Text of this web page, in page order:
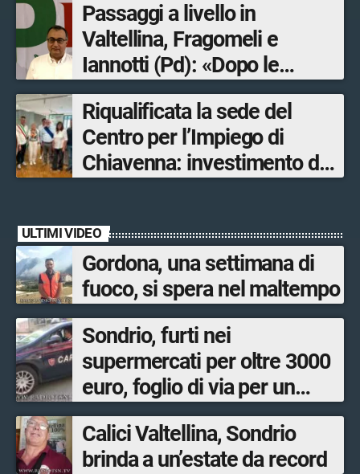
Passaggi a livello in
Valtellina, Fragomeli e
Iannotti (Pd): «Dopo le
Olimpiadi solo un terzo delle
opere sostitutive sarà
ultimato entro il 2026»
Riqualificata la sede del
Centro per l’Impiego di
Chiavenna: investimento da
ULTIMI VIDEO
Gordona, una settimana di
fuoco, si spera nel maltempo
Sondrio, furti nei
supermercati per oltre 3000
euro, foglio di via per un
ventinovenne
Calici Valtellina, Sondrio
brinda a un’estate da record